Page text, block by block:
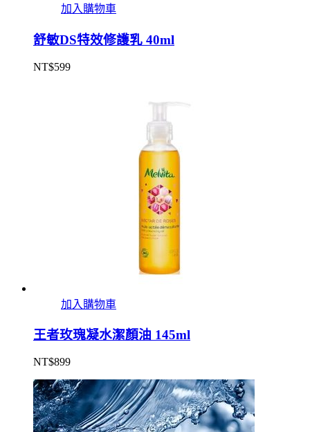
加入購物車
舒敏DS特效修護乳 40ml
NT$599
加入購物車
王者玫瑰凝水潔顏油 145ml
NT$899